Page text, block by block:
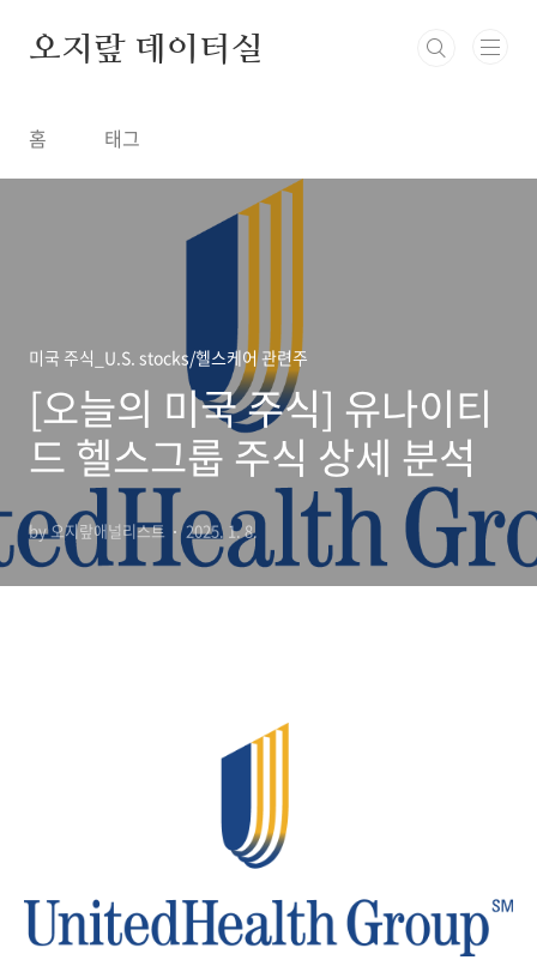
오지랖 데이터실
홈 태그
미국 주식_U.S. stocks/헬스케어 관련주
[오늘의 미국 주식] 유나이티
드 헬스그룹 주식 상세 분석
by 오지랖애널리스트 2025. 1. 8.